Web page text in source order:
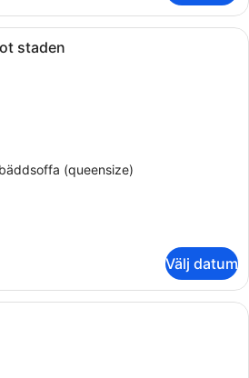
Ett modernt hotellrum med en
staden
(queensize)
Välj datum